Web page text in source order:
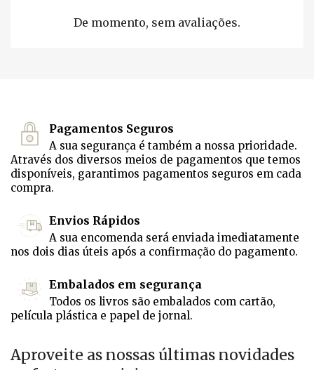
De momento, sem avaliações.
Pagamentos Seguros
A sua segurança é também a nossa prioridade.
Através dos diversos meios de pagamentos que temos
disponíveis, garantimos pagamentos seguros em cada
compra.
Envios Rápidos
A sua encomenda será enviada imediatamente
nos dois dias úteis após a confirmação do pagamento.
Embalados em segurança
Todos os livros são embalados com cartão,
película plástica e papel de jornal.
Aproveite as nossas últimas novidades